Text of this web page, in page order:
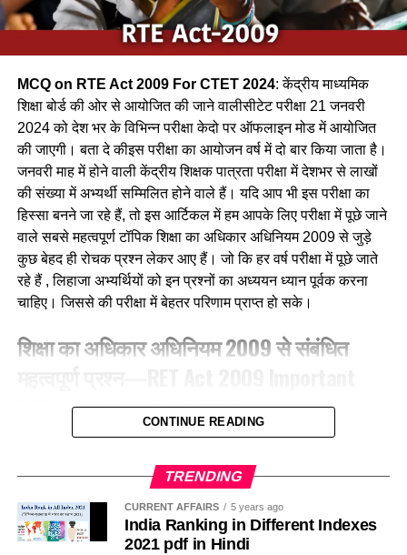
(d) फाखता /
Ans-c
Q.2 निम्नलिखित में से कौन-सा पक्षी कैक्टस पोधे के कॉटों के बीच अपना
घोंसला बनाता है ?
(a) फाख्ता
(b) शकरखोरा
(c) बया
(d) कलचिडी
Ans-b
Q.3 ग्रामीण क्षेत्रों में, गाय के गोबर में मिट्टी के घरों की दीवारों और फर्श
(a) फर्श को प्रकृतिक रंग देने के लिए
(d) खुरदरा बनाकर घर्षण बढाने के लिए
MCQ on RTE Act 2009 For CTET 2024: केंद्रीय माध्यमिक
शिक्षा बोर्ड की ओर से आयोजित की जाने वालीसीटेट परीक्षा 21 जनवरी
2024 को देश भर के विभिन्न परीक्षा केदो पर ऑफलाइन मोड में आयोजित
की जाएगी। बता दे कीइस परीक्षा का आयोजन वर्ष में दो बार किया जाता है।
जनवरी माह में होने वाली केंद्रीय शिक्षक पात्रता परीक्षा में देशभर से लाखों
की संख्या में अभ्यर्थी सम्मिलित होने वाले हैं। यदि आप भी इस परीक्षा का
हिस्सा बनने जा रहे हैं, तो इस आर्टिकल में हम आपके लिए परीक्षा में पूछे जाने
वाले सबसे महत्वपूर्ण टॉपिक शिक्षा का अधिकार अधिनियम 2009 से जुड़े
कुछ बेहद ही रोचक प्रश्न लेकर आए हैं। जो कि हर वर्ष परीक्षा में पूछे जाते
रहे हैं , लिहाजा अभ्यर्थियों को इन प्रश्नों का अध्ययन ध्यान पूर्वक करना
चाहिए। जिससे की परीक्षा में बेहतर परिणाम प्राप्त हो सके।
शिक्षा का अधिकार अधिनियम 2009 से संबंधित
MCQ Questions For CTET Exam
1. RTE 2009 की किस धारा के अनुसार सरकारी विद्यालयों में कुल
स्वीकृत पदों में से 20% से अधिक खाली नहीं होंगे?According to
which section of RTE-2009, not more than 20% of the
sanctioned posts in government schools will be
vacant?
CONTINUE READING
TRENDING
CURRENT AFFAIRS 5 years ago
India Ranking in Different Indexes
2021 pdf in Hindi